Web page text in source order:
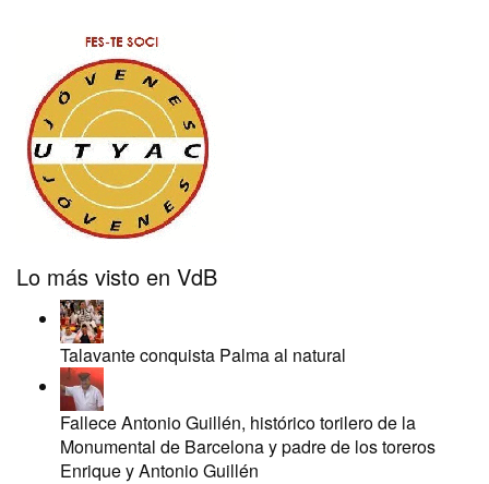
Lo más visto en VdB
Talavante conquista Palma al natural
Fallece Antonio Guillén, histórico torilero de la
Monumental de Barcelona y padre de los toreros
Enrique y Antonio Guillén